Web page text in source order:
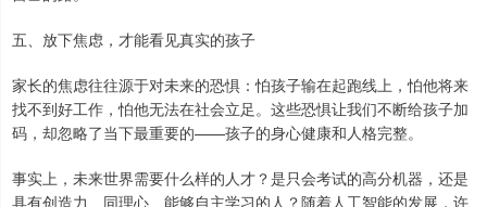
五、放下焦虑，才能看见真实的孩子
家长的焦虑往往源于对未来的恐惧：怕孩子输在起跑线上，怕他将来
找不到好工作，怕他无法在社会立足。这些恐惧让我们不断给孩子加
码，却忽略了当下最重要的——孩子的身心健康和人格完整。
事实上，未来世界需要什么样的人才？是只会考试的高分机器，还是
具有创造力、同理心、能够自主学习的人？随着人工智能的发展，许